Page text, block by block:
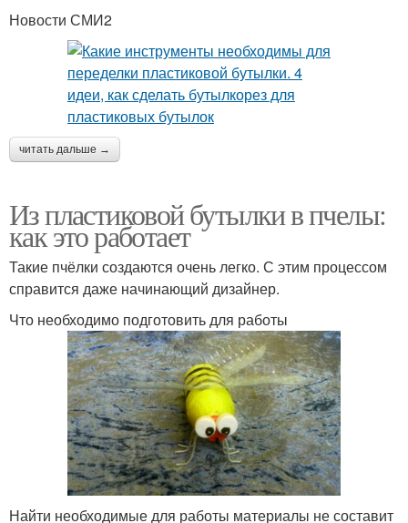
Новости СМИ2
читать дальше →
Из пластиковой бутылки в пчелы:
как это работает
Такие пчёлки создаются очень легко. С этим процессом
справится даже начинающий дизайнер.
Что необходимо подготовить для работы
Найти необходимые для работы материалы не составит